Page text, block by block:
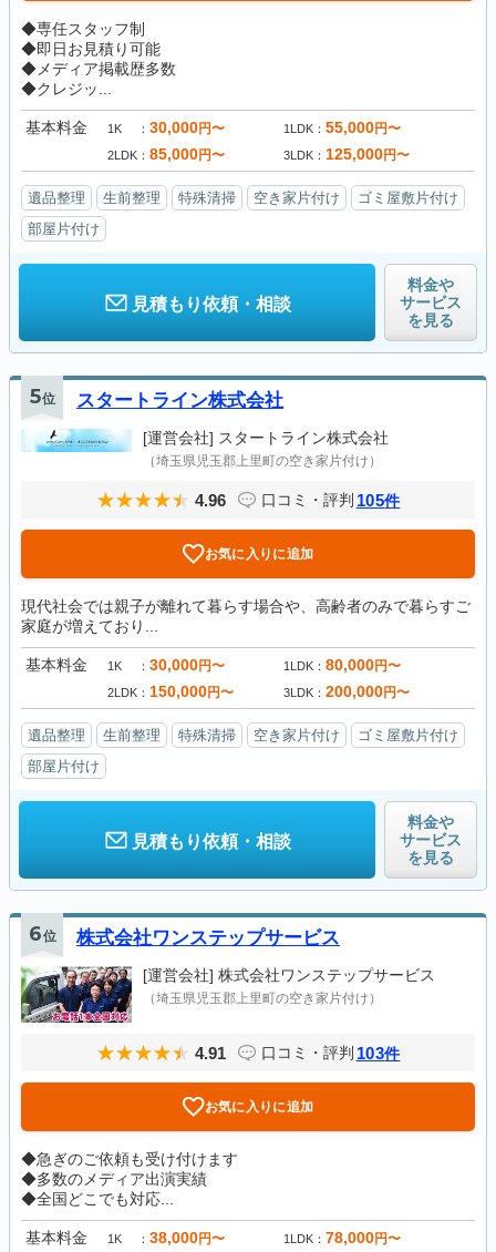
◆専任スタッフ制
◆即日お見積り可能
◆メディア掲載歴多数
◆クレジッ...
基本料金 1K 30,000円〜 1LDK 55,000円〜
2LDK 85,000円〜 3LDK 125,000円〜
遺品整理 生前整理 特殊清掃 空き家片付け
ゴミ屋敷片付け
部屋片付け
見積もり依頼・相談
料金や
サービス
を見る
5位 スタートライン株式会社
[運営会社] スタートライン株式会社
（埼玉県児玉郡上里町の空き家片付け）
4.96 口コミ・評判 105件
お気に入りに追加
現代社会では親子が離れて暮らす場合や、高齢者のみで暮らすご
家庭が増えており...
基本料金 1K 30,000円〜 1LDK 80,000円〜
2LDK 150,000円〜 3LDK 200,000円〜
遺品整理 生前整理 特殊清掃 空き家片付け
ゴミ屋敷片付け
部屋片付け
見積もり依頼・相談
料金や
サービス
を見る
6位 株式会社ワンステップサービス
[運営会社] 株式会社ワンステップサービス
（埼玉県児玉郡上里町の空き家片付け）
4.91 口コミ・評判 103件
お気に入りに追加
◆急ぎのご依頼も受け付けます
◆多数のメディア出演実績
◆全国どこでも対応...
基本料金 1K 38,000円〜 1LDK 78,000円〜